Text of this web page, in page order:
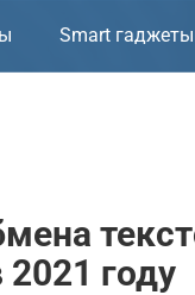
Smart гаджеты
году